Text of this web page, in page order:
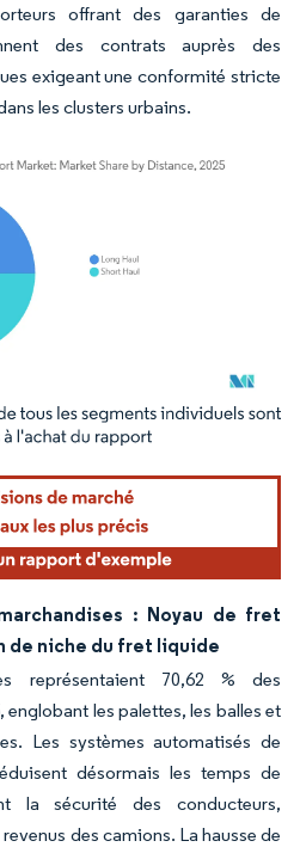
offrant des garanties de
des contrats auprès des
exigeant une conformité stricte
les clusters urbains.
nécessite une attribution sous CC BY
: Noyau de fret
de niche du fret liquide
représentaient 70,62 % des
les palettes, les balles et
Les systèmes automatisés de
désormais les temps de
la sécurité des conducteurs,
des camions. La hausse de